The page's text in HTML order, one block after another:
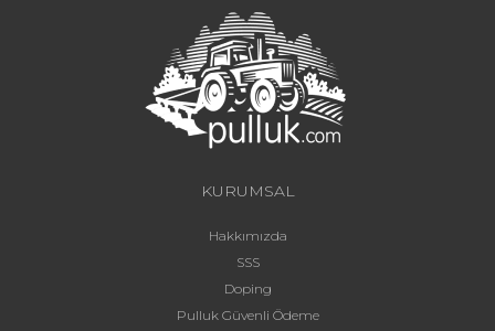
KURUMSAL
Hakkımızda
SSS
Doping
Pulluk Güvenli Ödeme